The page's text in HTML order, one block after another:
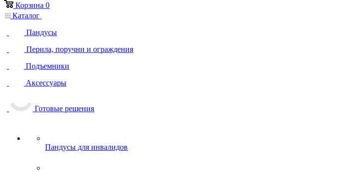
Корзина 0
Каталог
Пандусы
Перила, поручни и ограждения
Подъемники
Аксессуары
Готовые решения
Пандусы для инвалидов